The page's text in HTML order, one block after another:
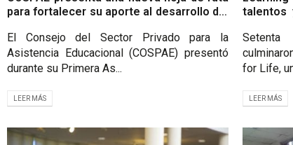
para fortalecer su aporte al desarrollo del
El Consejo del Sector Privado para la
Asistencia Educacional (COSPAE) presentó
durante su Primera As...
LEER MÁS
talentos
for Life,
LEER MÁS